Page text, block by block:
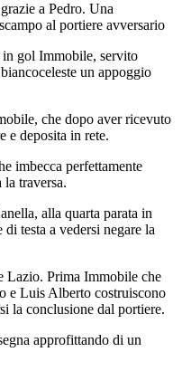
a Pedro. Una
al portiere avversario
in gol Immobile, servito
un appoggio
che dopo aver ricevuto
e deposita in rete.
imbecca perfettamente
traversa.
alla quarta parata in
testa a vedersi negare la
Lazio. Prima Immobile che
e Luis Alberto costruiscono
la conclusione dal portiere.
approfittando di un